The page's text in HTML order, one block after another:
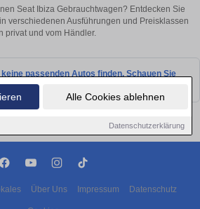
Alle Cookies ablehnen
Datenschutzerklärung
Seat Ibiza Gebrauchtwagen? Entdecken Sie
verschiedenen Ausführungen und Preisklassen
privat und vom Händler.
passenden Autos finden. Schauen Sie
Über Uns Impressum Datenschutz